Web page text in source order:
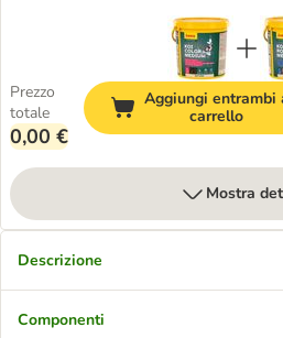
Prezzo
totale
0,00 €
Aggiungi entrambi
carrello
Mostra
Descrizione
Componenti